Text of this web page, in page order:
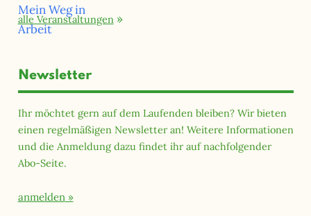
alle Veranstaltungen
Newsletter
Ihr möchtet gern auf dem Laufenden bleiben? Wir bieten
einen regelmäßigen Newsletter an! Weitere Informationen
und die Anmeldung dazu findet ihr auf nachfolgender
Abo-Seite.
anmelden